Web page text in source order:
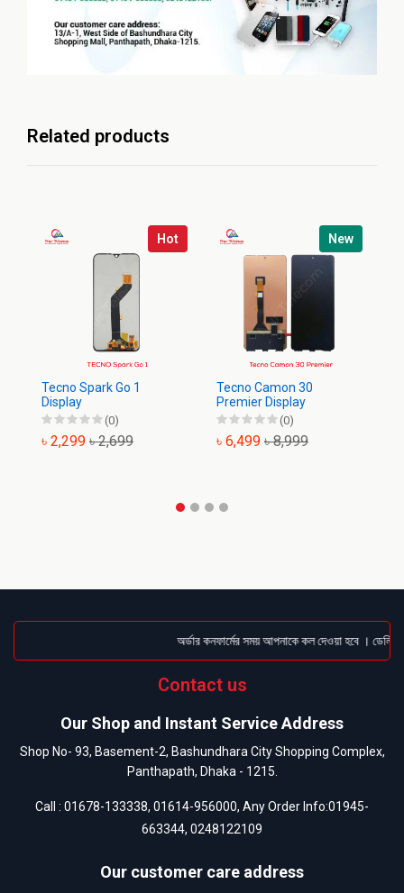
Related products
Hot
Tecno Spark Go 1
Display
(0)
৳ 2,299 ৳ 2,699
New
Tecno Camon 30
Premier Display
(0)
৳ 6,499 ৳ 8,999
অর্ডার কনফার্মের সময় আপনাকে কল দেওয়া হবে ।
Contact us
Our Shop and Instant Service Address
Shop No- 93, Basement-2, Bashundhara City Shopping Complex,
Panthapath, Dhaka - 1215.
Call : 01678-133338, 01614-956000, Any Order Info:01945-
663344, 0248122109
Our customer care address